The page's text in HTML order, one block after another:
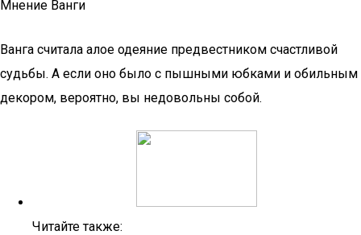
Мнение Ванги
Ванга считала алое одеяние предвестником счастливой
судьбы. А если оно было с пышными юбками и обильным
декором, вероятно, вы недовольны собой.
Читайте также: